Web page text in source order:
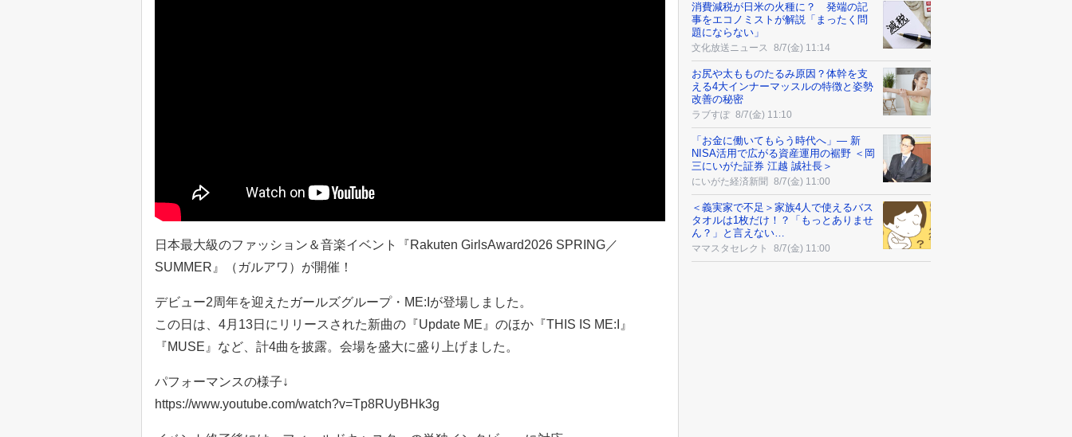
日本最大級のファッション＆音楽イベント『Rakuten GirlsAward2026 SPRING／
SUMMER』（ガルアワ）が開催！
デビュー2周年を迎えたガールズグループ・ME:Iが登場しました。
この日は、4月13日にリリースされた新曲の『Update ME』のほか『THIS IS ME:I』
『MUSE』など、計4曲を披露。会場を盛大に盛り上げました。
パフォーマンスの様子↓
https://www.youtube.com/watch?v=Tp8RUyBHk3g
消費減税が日米の火種に？ 発端の記
事をエコノミストが解説「まったく問
題にならない」
文化放送ニュース 8/7(金) 11:14
お尻や太もものたるみ原因？体幹を支
える4大インナーマッスルの特徴と姿勢
改善の秘密
ラブすぽ 8/7(金) 11:10
「お金に働いてもらう時代へ」― 新
NISA活用で広がる資産運用の裾野 ＜岡
三にいがた証券 江越 誠社長＞
にいがた経済新聞 8/7(金) 11:00
＜義実家で不足＞家族4人で使えるバス
タオルは1枚だけ！？「もっとありませ
ん？」と言えない…
ママスタセレクト 8/7(金) 11:00